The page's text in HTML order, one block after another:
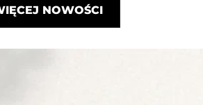
NOWOŚCI